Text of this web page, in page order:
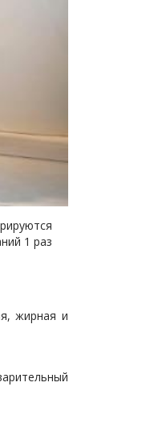
1 раз
жирная и